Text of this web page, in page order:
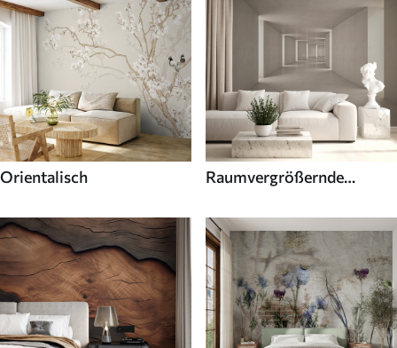
Orientalisch
Raumvergrößernde